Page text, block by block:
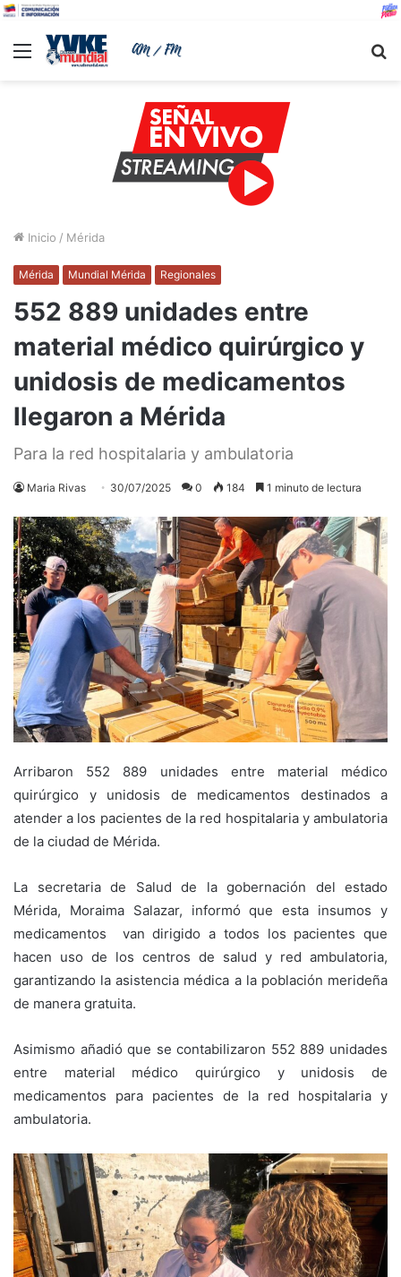
Menu
Inicio / Mérida
Mérida Mundial Mérida Regionales
552 889 unidades entre
material médico quirúrgico y
unidosis de medicamentos
llegaron a Mérida
Para la red hospitalaria y ambulatoria
Maria Rivas 30/07/2025 0 184 1 minuto de lectura
Arribaron 552 889 unidades entre material médico
quirúrgico y unidosis de medicamentos destinados a
atender a los pacientes de la red hospitalaria y ambulatoria
de la ciudad de Mérida.
La secretaria de Salud de la gobernación del estado
Mérida, Moraima Salazar, informó que esta insumos y
medicamentos van dirigido a todos los pacientes que
hacen uso de los centros de salud y red ambulatoria,
garantizando la asistencia médica a la población merideña
de manera gratuita.
Asimismo añadió que se contabilizaron 552 889 unidades
entre material médico quirúrgico y unidosis de
medicamentos para pacientes de la red hospitalaria y
ambulatoria.